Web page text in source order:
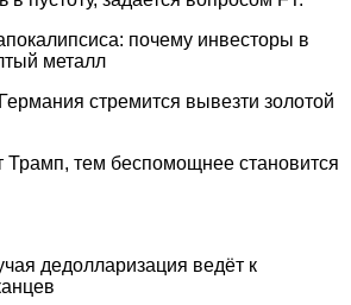
почему инвесторы в
металл
стремится вывезти золотой
тем беспомощнее становится
дедолларизация ведёт к